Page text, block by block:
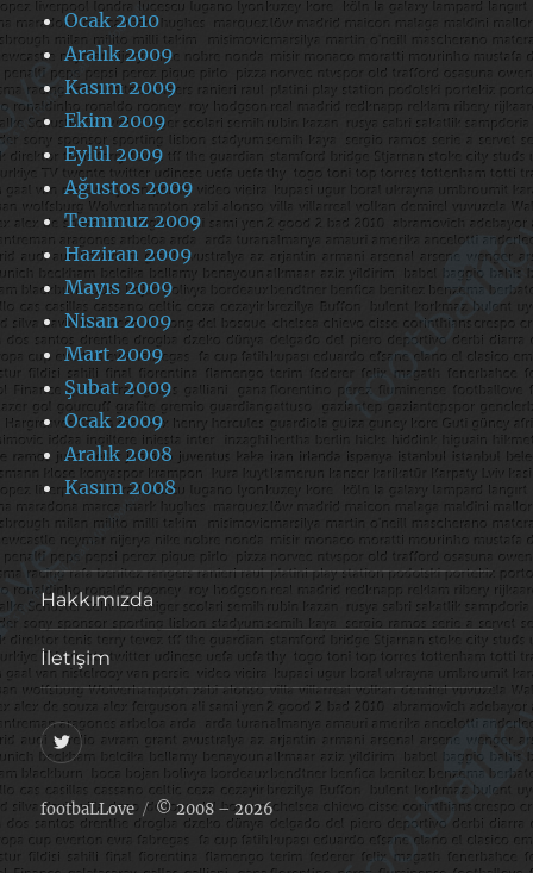
Ocak 2010
Aralık 2009
Kasım 2009
Ekim 2009
Eylül 2009
Ağustos 2009
Temmuz 2009
Haziran 2009
Mayıs 2009
Nisan 2009
Mart 2009
Şubat 2009
Ocak 2009
Aralık 2008
Kasım 2008
Hakkımızda
İletişim
@footballove
footbaLLove © 2008 – 2026